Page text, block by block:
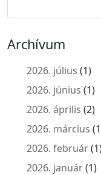
Archívum
2026. július (1)
2026. június (1)
2026. április (2)
2026. március
2026. február
2026. január(1)